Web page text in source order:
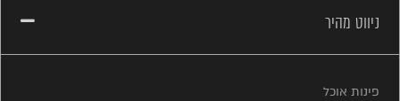
ניווט מהיר
פינות אוכל